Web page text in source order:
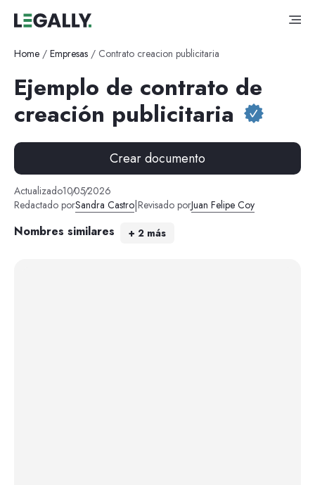
Home / Empresas / Contrato creacion publicitaria
Ejemplo de contrato de
creación publicitaria
Crear documento
Actualizado10/05/2026
Redactado porSandra Castro|Revisado porJuan Felipe Coy
Nombres similares + 2 más